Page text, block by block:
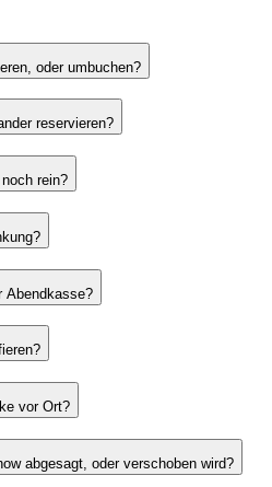
oder umbuchen?
reservieren?
rein?
Abendkasse?
vor Ort?
abgesagt, oder verschoben wird?